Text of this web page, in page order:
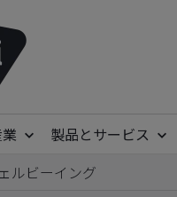
製品とサービス
ルビーイング